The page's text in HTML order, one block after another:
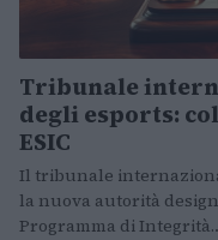
Tribunale
degli esports:
ESIC
Il tribunale
la nuova autorità
Programma di